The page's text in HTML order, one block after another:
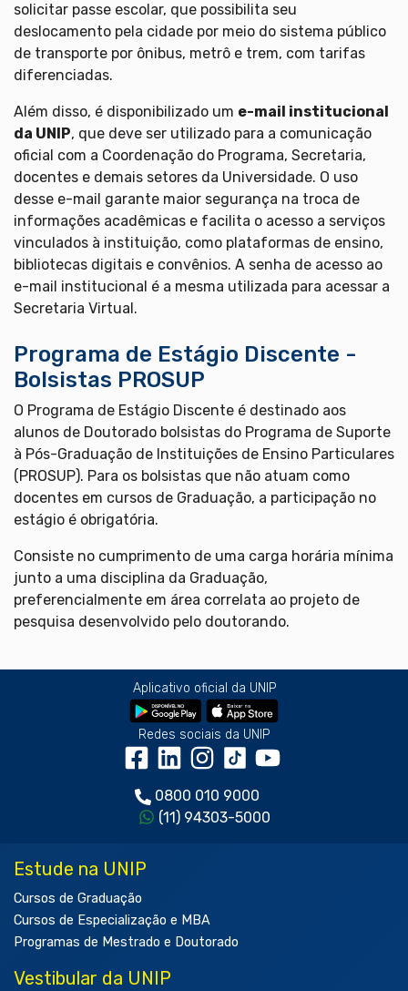
solicitar passe escolar, que possibilita seu
deslocamento pela cidade por meio do sistema público
de transporte por ônibus, metrô e trem, com tarifas
diferenciadas.
Além disso, é disponibilizado um e-mail institucional
da UNIP, que deve ser utilizado para a comunicação
oficial com a Coordenação do Programa, Secretaria,
docentes e demais setores da Universidade. O uso
desse e-mail garante maior segurança na troca de
informações acadêmicas e facilita o acesso a serviços
vinculados à instituição, como plataformas de ensino,
bibliotecas digitais e convênios. A senha de acesso ao
e-mail institucional é a mesma utilizada para acessar a
Secretaria Virtual.
Programa de Estágio Discente -
Bolsistas PROSUP
O Programa de Estágio Discente é destinado aos
alunos de Doutorado bolsistas do Programa de Suporte
à Pós-Graduação de Instituições de Ensino Particulares
(PROSUP). Para os bolsistas que não atuam como
docentes em cursos de Graduação, a participação no
estágio é obrigatória.
Consiste no cumprimento de uma carga horária mínima
junto a uma disciplina da Graduação,
preferencialmente em área correlata ao projeto de
pesquisa desenvolvido pelo doutorando.
Aplicativo oficial da UNIP
Redes sociais da UNIP
0800 010 9000
(11) 94303-5000
Estude na UNIP
Cursos de Graduação
Cursos de Especialização e MBA
Programas de Mestrado e Doutorado
Vestibular da UNIP